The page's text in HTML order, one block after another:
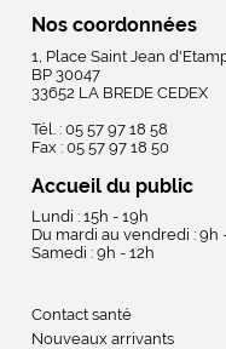
Nos coordonnées
1, Place Saint Jean
BP 30047
33652 LA BREDE CEDEX
Tél. : 05 57 97 18 58
Fax : 05 57 97 18 50
Accueil du public
Lundi : 15h - 19h
Du mardi au vendredi : 9h
Samedi : 9h - 12h
Contact santé
Nouveaux arrivants